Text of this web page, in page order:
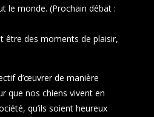
le monde. (Prochain débat :
être des moments de plaisir,
d’œuvrer de manière
que nos chiens vivent en
qu’ils soient heureux